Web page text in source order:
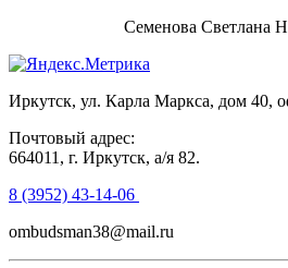
Семенова Светлана
Иркутск, ул. Карла Маркса, дом 40,
Почтовый адрес:
664011, г. Иркутск, а/я 82.
8 (3952) 43-14-06
ombudsman38@mail.ru